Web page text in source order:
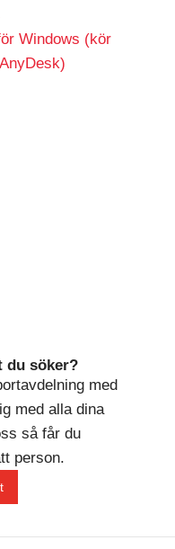
Windows (kör
du söker?
med
med alla dina
så får du
person.